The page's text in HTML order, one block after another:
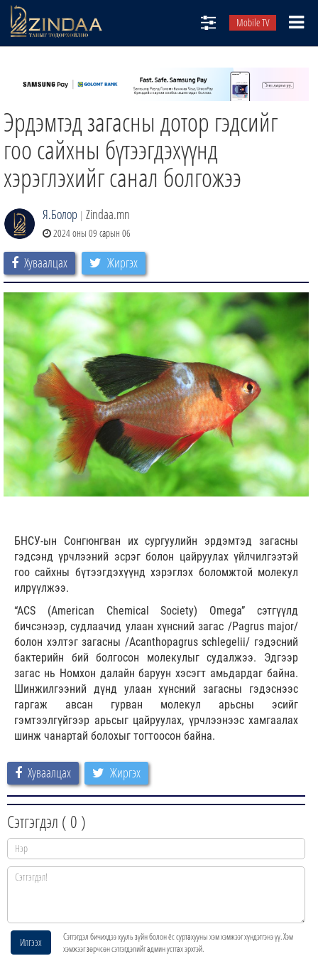
Mobile TV
ТВ8
ӨГЛӨӨНИЙ СОНИН
АУДИО ЗОХИОЛ
Эрдэмтэд загасны дотор гэдсийг
гоо сайхны бүтээгдэхүүнд
хэрэглэхийг санал болгожээ
Я.Болор | Zindaa.mn
2024 оны 09 сарын 06
Хуваалцах Жиргэх
БНСУ-ын Сонгюнгван их сургуулийн эрдэмтэд загасны
гэдсэнд үрчлээний эсрэг болон цайруулах үйлчилгээтэй
гоо сайхны бүтээгдэхүүнд хэрэглэх боломжтой молекул
илрүүлжээ.
“ACS (American Chemical Society) Omega” сэтгүүлд
бичсэнээр, судлаачид улаан хүнсний загас /Pagrus major/
болон хэлтэг загасны /Acanthopagrus schlegelii/ гэдэсний
бактерийн бий болгосон молекулыг судалжээ. Эдгээр
загас нь Номхон далайн баруун хэсэгт амьдардаг байна.
Шинжилгээний дүнд улаан хүнсний загасны гэдэснээс
гаргаж авсан гурван молекул арьсны эсийг
гэмтээлгүйгээр арьсыг цайруулах, үрчлээнээс хамгаалах
шинж чанартай болохыг тогтоосон байна.
Хуваалцах Жиргэх
Сэтгэгдэл ( 0 )
Илгээх
Сэтгэгдэл бичихдээ хууль зүйн болон ёс суртахууны хэм хэмжээг хүндэтгэнэ үү. Хэм
хэмжээг зөрчсөн сэтгэгдэлийг админ устгах эрхтэй.